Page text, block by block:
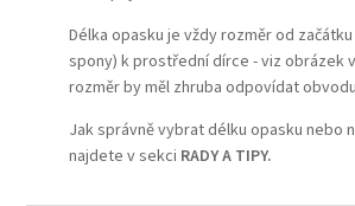
Délka opasku je vždy rozměr od
spony) k prostřední dírce - viz obrázek
rozměr by měl zhruba odpovídat
Jak správně vybrat délku opasku nebo
najdete v sekci RADY A TIPY.